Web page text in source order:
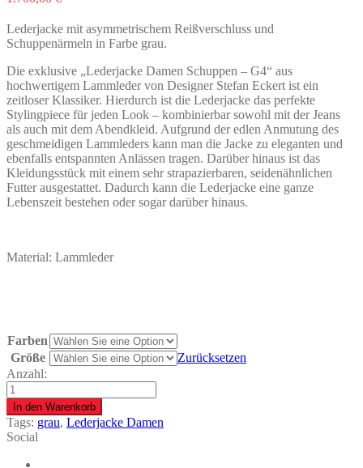
Lederjacke mit asymmetrischem Reißverschluss und
Schuppenärmeln in Farbe grau.
Die exklusive „Lederjacke Damen Schuppen – G4“ aus
hochwertigem Lammleder von Designer Stefan Eckert ist ein
zeitloser Klassiker. Hierdurch ist die Lederjacke das perfekte
Stylingpiece für jeden Look – kombinierbar sowohl mit der Jeans
als auch mit dem Abendkleid. Aufgrund der edlen Anmutung des
geschmeidigen Lammleders kann man die Jacke zu eleganten und
ebenfalls entspannten Anlässen tragen. Darüber hinaus ist das
Kleidungsstück mit einem sehr strapazierbaren, seidenähnlichen
Futter ausgestattet. Dadurch kann die Lederjacke eine ganze
Lebenszeit bestehen oder sogar darüber hinaus.
Material: Lammleder
Farben
Größe
Zurücksetzen
Anzahl:
Lederjacke
Damen
Schuppen
-
G4
quantity
In den Warenkorb
Tags: grau, Lederjacke Damen
Social